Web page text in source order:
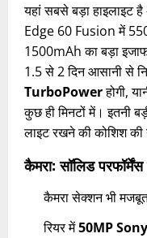
यहां सबसे बड़ा हाइलाइट है
Edge 60 Fusion में
1500mAh का बड़ा
1.5 से 2 दिन आसानी से
TurboPowerहोगी,
कुछ ही मिनटों में। इतनी
लाइट रखने की कोशिश की
कैमरा: सॉलिड
कैमरा सेक्शन भी
रियर में50MP